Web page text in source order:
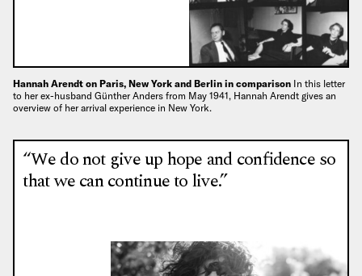
Hannah Arendt on Paris, New York and Berlin in comparison In this letter
to her ex-husband Günther Anders from May 1941, Hannah Arendt gives an
overview of her arrival experience in New York.
“We do not give up hope and confidence so
that we can continue to live.”